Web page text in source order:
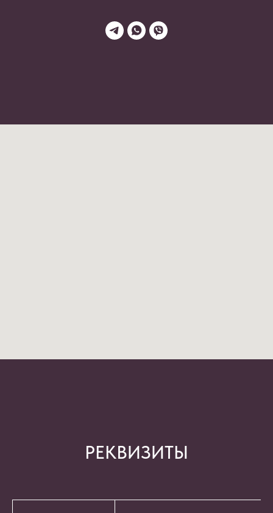
РЕКВИЗИТЫ